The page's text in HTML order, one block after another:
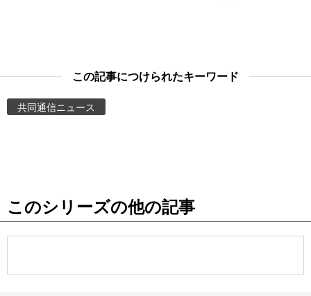
Images
People
公式SNS
この記事につけられたキーワード
共同通信ニュース
このシリーズの他の記事